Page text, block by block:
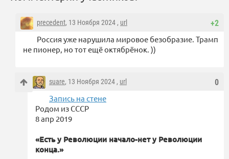
+2
precedent, 13 Ноября 2024 , url
Россия уже нарушила мировое безобразие. Трамп
не пионер, но тот ещё октябрёнок. ))
0
suare, 13 Ноября 2024 , url
Запись на стене
Родом из СССР
8 апр 2019
«Есть у Революции начало-нет у Революции
конца.»